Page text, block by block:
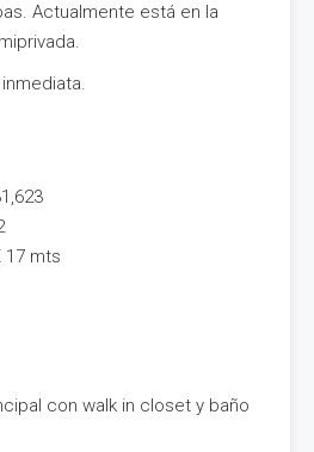
Actualmente está en la
17 mts
con walk in closet y baño